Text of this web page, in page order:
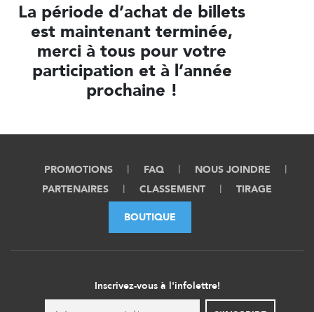
La période d’achat de billets
est maintenant terminée,
merci à tous pour votre
participation et à l’année
prochaine !
PROMOTIONS FAQ
NOUS JOINDRE
PARTENAIRES
CLASSEMENT TIRAGE
BOUTIQUE
Inscrivez-vous à l'infolettre!